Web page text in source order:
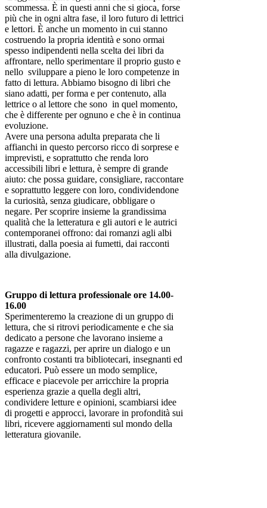
scommessa. È in questi anni che si gioca, forse
più che in ogni altra fase, il loro futuro di lettrici
e lettori. È anche un momento in cui stanno
costruendo la propria identità e sono ormai
spesso indipendenti nella scelta dei libri da
affrontare, nello sperimentare il proprio gusto e
nello sviluppare a pieno le loro competenze in
fatto di lettura. Abbiamo bisogno di libri che
siano adatti, per forma e per contenuto, alla
lettrice o al lettore che sono in quel momento,
che è differente per ognuno e che è in continua
evoluzione.
Avere una persona adulta preparata che li
affianchi in questo percorso ricco di sorprese e
imprevisti, e soprattutto che renda loro
accessibili libri e lettura, è sempre di grande
aiuto: che possa guidare, consigliare, raccontare
e soprattutto leggere con loro, condividendone
la curiosità, senza giudicare, obbligare o
negare. Per scoprire insieme la grandissima
qualità che la letteratura e gli autori e le autrici
contemporanei offrono: dai romanzi agli albi
illustrati, dalla poesia ai fumetti, dai racconti
alla divulgazione.
Gruppo di lettura professionale ore 14.00-
16.00
Sperimenteremo la creazione di un gruppo di
lettura, che si ritrovi periodicamente e che sia
dedicato a persone che lavorano insieme a
ragazze e ragazzi, per aprire un dialogo e un
confronto costanti tra bibliotecari, insegnanti ed
educatori. Può essere un modo semplice,
efficace e piacevole per arricchire la propria
esperienza grazie a quella degli altri,
condividere letture e opinioni, scambiarsi idee
di progetti e approcci, lavorare in profondità sui
libri, ricevere aggiornamenti sul mondo della
letteratura giovanile.